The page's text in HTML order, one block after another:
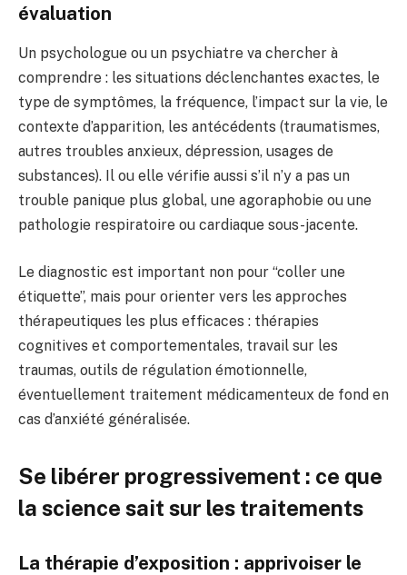
évaluation
Un psychologue ou un psychiatre va chercher à
comprendre : les situations déclenchantes exactes, le
type de symptômes, la fréquence, l’impact sur la vie, le
contexte d’apparition, les antécédents (traumatismes,
autres troubles anxieux, dépression, usages de
substances). Il ou elle vérifie aussi s’il n’y a pas un
trouble panique plus global, une agoraphobie ou une
pathologie respiratoire ou cardiaque sous-jacente.
Le diagnostic est important non pour “coller une
étiquette”, mais pour orienter vers les approches
thérapeutiques les plus efficaces : thérapies
cognitives et comportementales, travail sur les
traumas, outils de régulation émotionnelle,
éventuellement traitement médicamenteux de fond en
cas d’anxiété généralisée.
Se libérer progressivement : ce que
la science sait sur les traitements
La thérapie d’exposition : apprivoiser le